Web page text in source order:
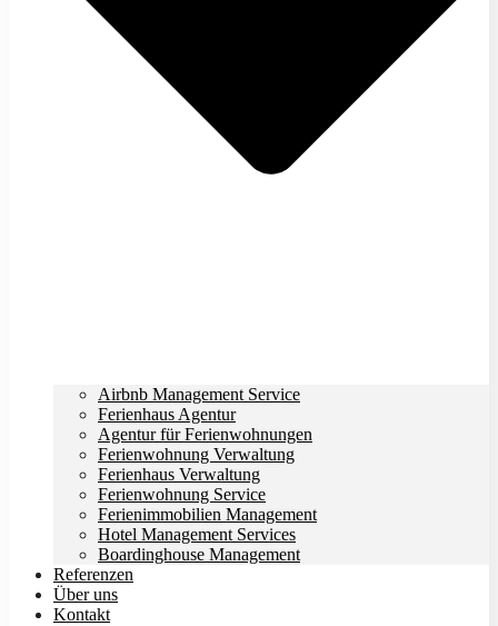
Airbnb Management Service
Ferienhaus Agentur
Agentur für Ferienwohnungen
Ferienwohnung Verwaltung
Ferienhaus Verwaltung
Ferienwohnung Service
Ferienimmobilien Management
Hotel Management Services
Boardinghouse Management
Referenzen
Über uns
Kontakt